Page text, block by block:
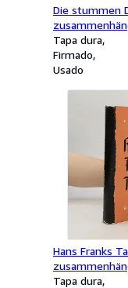
Die stummen
Tapa dura
Firmado
Usado
Hans Franks
Tapa dura